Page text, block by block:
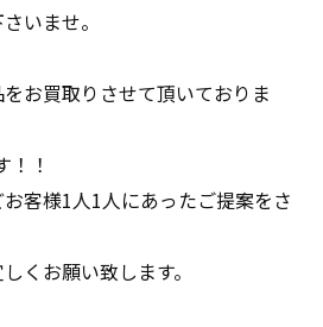
いませ。
お買取りさせて頂いておりま
！！
客様1人1人にあったご提案をさ
くお願い致します。